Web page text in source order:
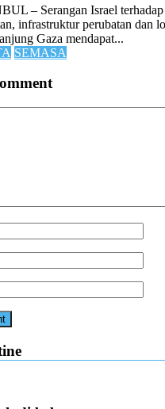
– Serangan Israel terhadap
infrastruktur perubatan dan
Gaza mendapat...
SEMASA